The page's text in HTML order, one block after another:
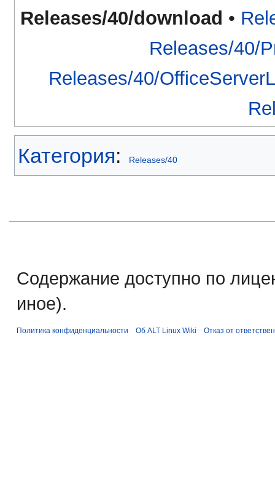
Releases/40/download •
Releases/40/
Releases/40/
Категория: Releases/40
Содержание доступно по
иное).
Политика конфиденциальности Об ALT Linux Wiki Отказ от